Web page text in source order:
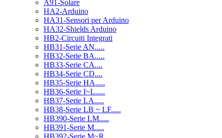
A91-Solare
HA2-Arduino
HA31-Sensori per Arduino
HA32-Shields Arduino
HB2-Circuiti Integrati
HB31-Serie AN.....
HB32-Serie BA.....
HB33-Serie CA....
HB34-Serie CD....
HB35-Serie HA.....
HB36-Serie I~L.....
HB37-Serie LA.....
HB38-Serie LB ~ LF.....
HB390-Serie LM.....
HB391-Serie M.....
HB392-Serie M~R.....